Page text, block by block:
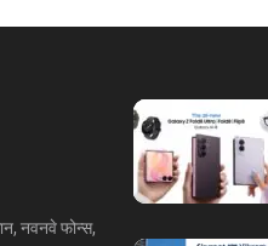
नवनवे फोन्स,